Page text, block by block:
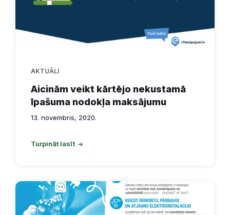
AKTUĀLI
Aicinām veikt kārtējo nekustamā
īpašuma nodokļa maksājumu
13. novembris, 2020.
Turpināt lasīt